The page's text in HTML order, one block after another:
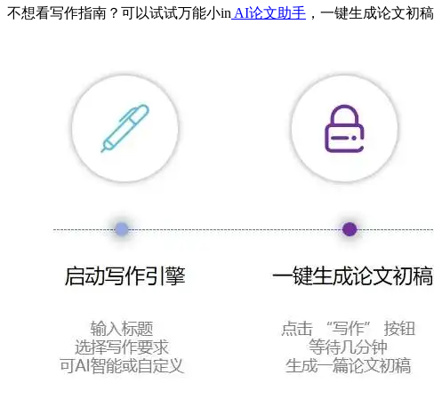
不想看写作指南？可以试试万能小inAI论文助手 ，一键生成论文初